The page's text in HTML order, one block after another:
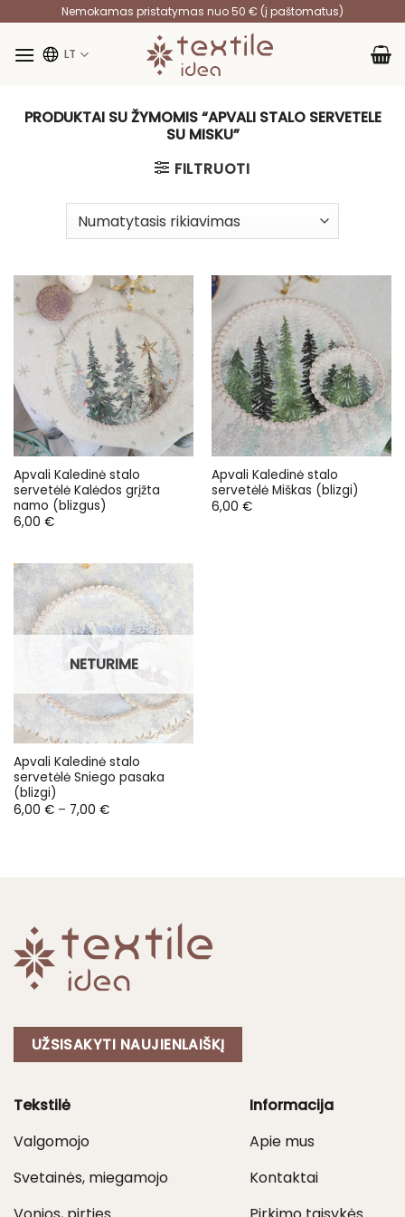
content
Nemokamas pristatymas nuo 50 € (į paštomatus)
LT
PRODUKTAI SU ŽYMOMIS “APVALI STALO SERVETELE
SU MISKU”
FILTRUOTI
Apvali Kaledinė stalo
servetėlė Kalėdos grįžta
namo (blizgus)
6,00 €
Apvali Kaledinė stalo
servetėlė Miškas (blizgi)
6,00 €
NETURIME
Apvali Kaledinė stalo
servetėlė Sniego pasaka
(blizgi)
6,00 € – 7,00 €Price
UŽSISAKYTI NAUJIENLAIŠKĮ
Tekstilė
Valgomojo
Svetainės, miegamojo
Informacija
Apie mus
Kontaktai